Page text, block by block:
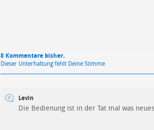
8 Kommentare bisher.
Dieser Unterhaltung fehlt Deine Stimme.
Levin
Die Bedienung ist in der Tat mal was